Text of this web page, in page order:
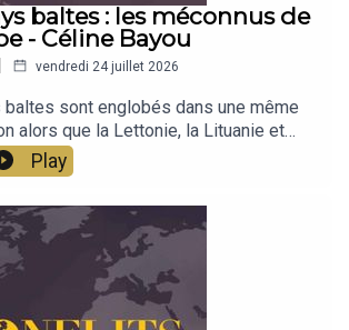
baltes : les méconnus de
- Céline Bayou
vendredi 24 juillet 2026
baltes sont englobés dans une même
alors que la Lettonie, la Lituanie et
sont des pays très différents, par la
culture, la religion. Indépendants depuis
de la Baltique, à proximité du grand
et dans le giron de l'Europe. Une
pour les découvrir et les appréhender
Bayou. Émission présentée par Jean-
Play